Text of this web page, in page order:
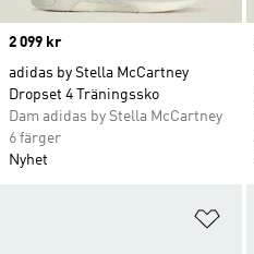
Price
2 099 kr
adidas by Stella McCartney
Dropset 4 Träningssko
Dam adidas by Stella McCartney
6 färger
Nyhet